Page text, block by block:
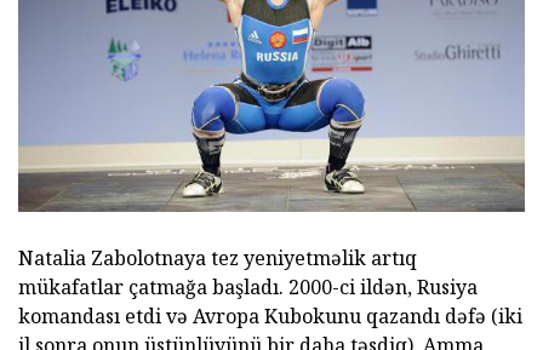
Natalia Zabolotnaya tez yeniyetməlik artıq
mükafatlar çatmağa başladı. 2000-ci ildən, Rusiya
komandası etdi və Avropa Kubokunu qazandı dəfə (iki